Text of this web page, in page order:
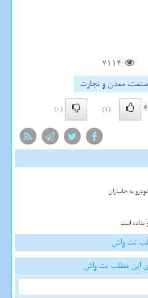
7114
معدن و تجارت
(1)
(0)
نداده است
نت واش
ی این مطلب نت واش